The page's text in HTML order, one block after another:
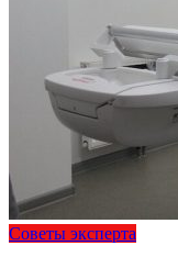
Советы эксперта